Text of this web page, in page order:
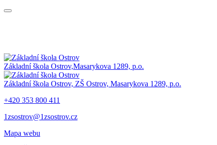
Základní škola Ostrov,Masarykova 1289, p.o.
Základní škola Ostrov, ZŠ Ostrov, Masarykova 1289, p.o.
+420 353 800 411
1zsostrov@1zsostrov.cz
Mapa webu